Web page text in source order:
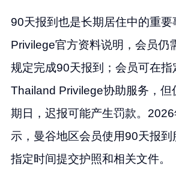
90天报到也是长期居住中的重
Privilege官方资料说明，会员仍
规定完成90天报到；会员可在指
Thailand Privilege协助服务，但
期日，迟报可能产生罚款。
示，曼谷地区会员使用90天报
指定时间提交护照和相关文件。